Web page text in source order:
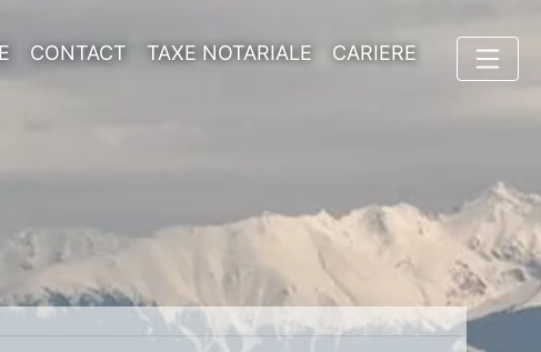
CONTACT TAXE NOTARIALE CARIERE